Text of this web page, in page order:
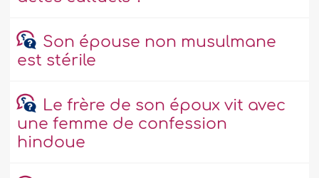
Son épouse non musulmane
est stérile
Le frère de son époux vit avec
une femme de confession
hindoue